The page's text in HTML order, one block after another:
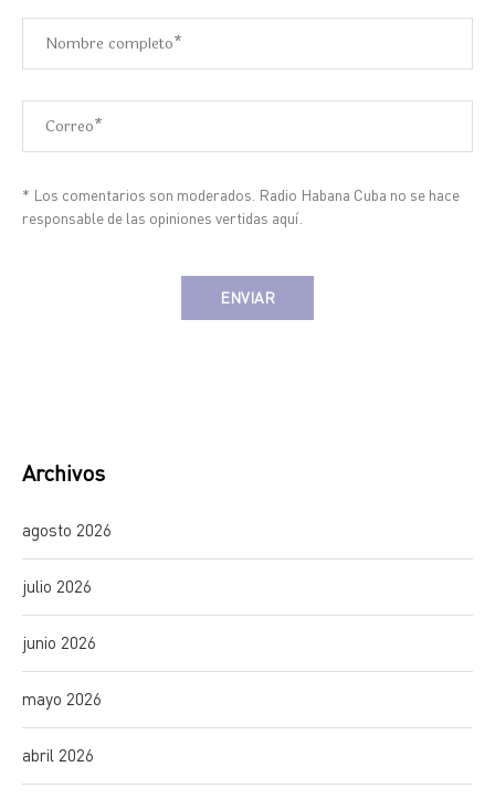
* Los comentarios son moderados. Radio Habana Cuba no se hace
responsable de las opiniones vertidas aquí.
Archivos
agosto 2026
julio 2026
junio 2026
mayo 2026
abril 2026